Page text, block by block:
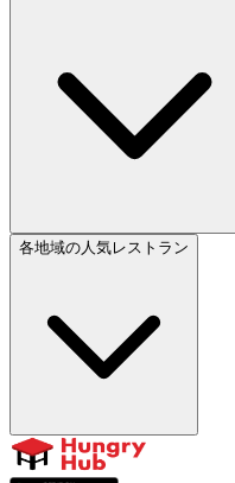
各地域の人気レストラン